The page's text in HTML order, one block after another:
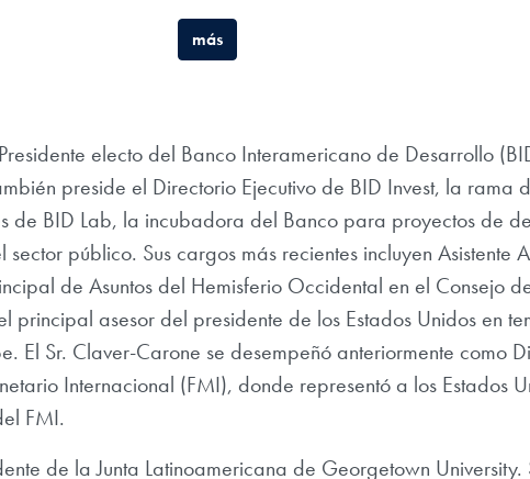
más
electo del Banco Interamericano de Desarrollo
preside el Directorio Ejecutivo de BID Invest, la rama
de BID Lab, la incubadora del Banco para proyectos de
público. Sus cargos más recientes incluyen Asistente
de Asuntos del Hemisferio Occidental en el Consejo
asesor del presidente de los Estados Unidos en
El Sr. Claver-Carone se desempeñó anteriormente como
Internacional (FMI), donde representó a los Estados
FMI.
de la Junta Latinoamericana de Georgetown